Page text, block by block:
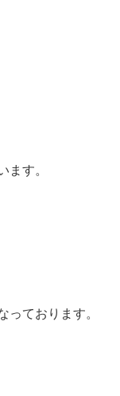
ます。
っております。